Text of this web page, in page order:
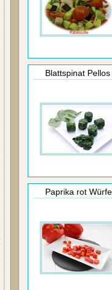
Blattspinat Pellos
Paprika rot